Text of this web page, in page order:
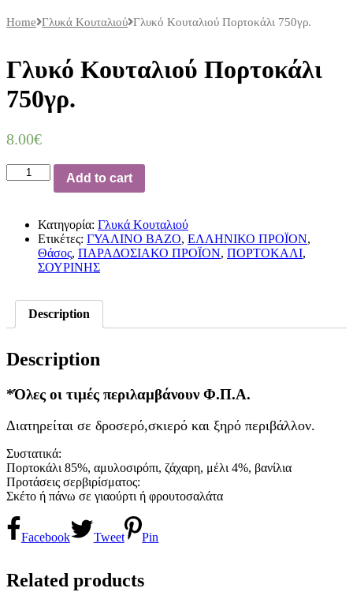
Home Γλυκά Κουταλιού Γλυκό Κουταλιού Πορτοκάλι 750γρ.
Γλυκό Κουταλιού Πορτοκάλι
750γρ.
8.00€
Ποσότητα
Add to cart
Κατηγορία: Γλυκά Κουταλιού
Ετικέτες: ΓΥΑΛΙΝΟ ΒΑΖΟ, ΕΛΛΗΝΙΚΟ ΠΡΟΪΟΝ,
Θάσος, ΠΑΡΑΔΟΣΙΑΚΟ ΠΡΟΪΟΝ, ΠΟΡΤΟΚΑΛΙ,
ΣΟΥΡΙΝΗΣ
Description
Description
*Όλες οι τιμές περιλαμβάνουν Φ.Π.Α.
Διατηρείται σε δροσερό,σκιερό και ξηρό περιβάλλον.
Συστατικά:
Πορτοκάλι 85%, αμυλοσιρόπι, ζάχαρη, μέλι 4%, βανίλια
Προτάσεις σερβιρίσματος:
Σκέτο ή πάνω σε γιαούρτι ή φρουτοσαλάτα
Facebook Tweet Pin
Related products